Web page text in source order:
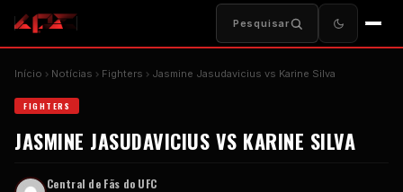
Pesquisar
Início Notícias Fighters Jasmine Jasudavicius vs Karine Silva
FIGHTERS
JASMINE JASUDAVICIUS VS KARINE SILVA
Central de Fãs do UFC